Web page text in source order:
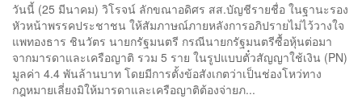
วันนี้ (25 มีนาคม) วิโรจน์​ ลักขณาอดิศร​ สส.บัญชีรายชื่อ ในฐานะรอง
หัวหน้าพรรคประชาชน ให้สัมภาษณ์ภายหลังการอภิปรายไม่ไว้วางใจ
แพทองธาร ชินวัตร นายกรัฐมนตรี​ กรณีนายกรัฐมนตรีซื้อหุ้นต่อมา
จากมารดาและเครือญาติ รวม 5 ราย ในรูปแบบตั๋วสัญญาใช้เงิน (PN)
มูลค่า 4.4 พันล้านบาท โดยมีการตั้งข้อสังเกตว่าเป็นช่องโหว่ทาง
กฎหมายเลี่ยงมิให้มารดาและเครือญาติต้องจ่ายภ...